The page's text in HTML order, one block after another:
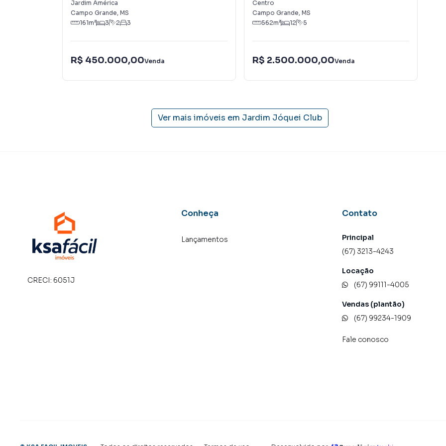
Jardim América
Campo Grande, MS
161m² 3 2 3
R$ 450.000,00Venda
Centro
Campo Grande, MS
562m² 12 5
R$ 2.500.000,00Venda
Ver mais imóveis em Jardim Jóquei Club
CRECI: 6051J
Conheça
Lançamentos
Contato
Principal
(67) 3213-4243
Locação
(67) 99111-4005
Vendas (plantão)
(67) 99234-1909
Fale conosco